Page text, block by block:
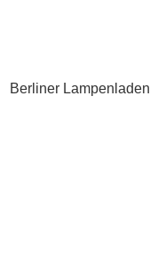
Berliner Lampenladen